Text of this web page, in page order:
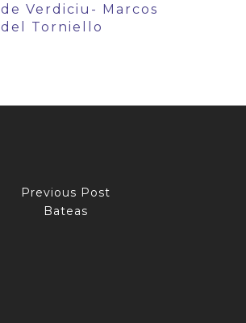
de Verdiciu- Marcos
del Torniello
Previous Post
Bateas